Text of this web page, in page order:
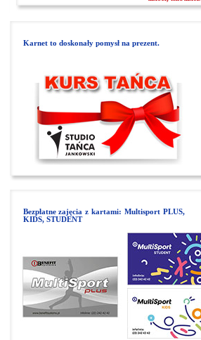
Karnet to doskonały pomysł na prezent.
Bezpłatne zajęcia z kartami: Multisport PLUS,
KIDS, STUDENT